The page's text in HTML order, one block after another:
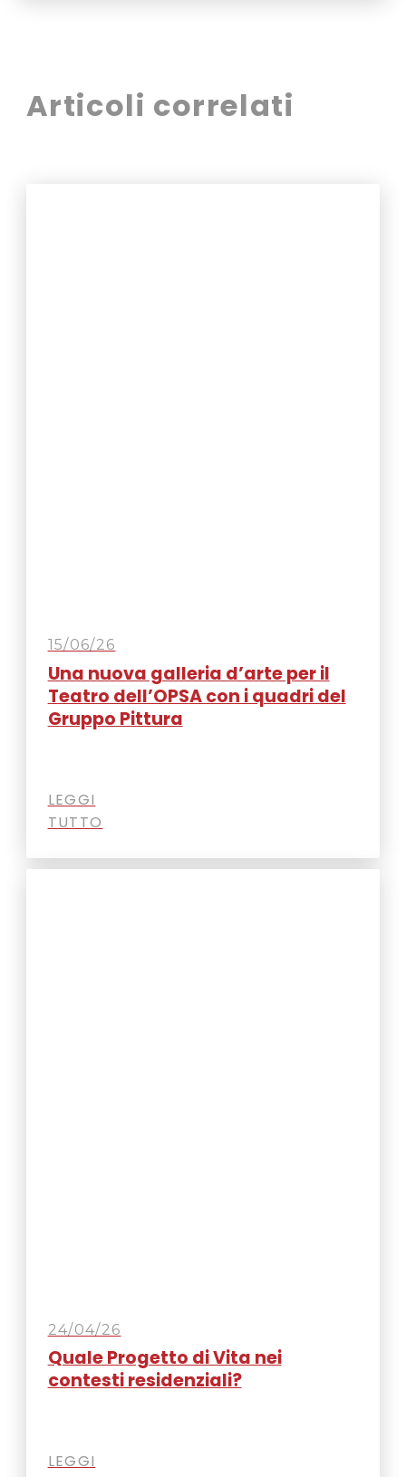
Articoli correlati
15/06/26
Una nuova galleria d’arte per il
Teatro dell’OPSA con i quadri del
Gruppo Pittura
LEGGI
TUTTO
24/04/26
Quale Progetto di Vita nei
contesti residenziali?
LEGGI